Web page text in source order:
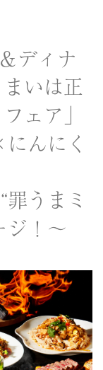
ディナ
いは正
ェア」
んにく
うまミ
ジ！～